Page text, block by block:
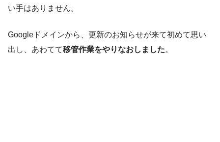
い手はありません。
Googleドメインから、更新のお知らせが来て初めて思い
出し、あわてて移管作業をやりなおしました。